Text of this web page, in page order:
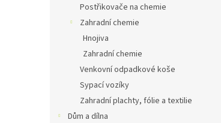
Postřikovače na chemie
Zahradní chemie
Hnojiva
Zahradní chemie
Venkovní odpadkové koše
Sypací vozíky
Zahradní plachty, fólie a textilie
Dům a dílna